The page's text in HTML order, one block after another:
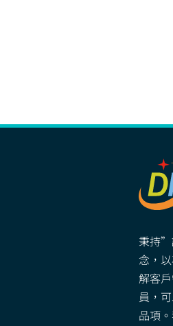
秉持”
念，
解客
員，
品項